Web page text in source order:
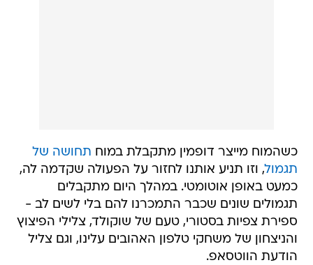
כשהמוח מייצר דופמין מתקבלת במוח תחושה של
תגמול, וזו תניע אותנו לחזור על הפעולה שקדמה לה,
כמעט באופן אוטומטי. במהלך היום מתקבלים
תגמולים שונים שכבר התמכרנו להם בלי לשים לב -
ספירת צפיות בסטורי, טעם של שוקולד, צלילי הפיצוץ
והניצחון של משחקי טלפון האהובים עלינו, וגם צליל
הודעת הווטסאפ.